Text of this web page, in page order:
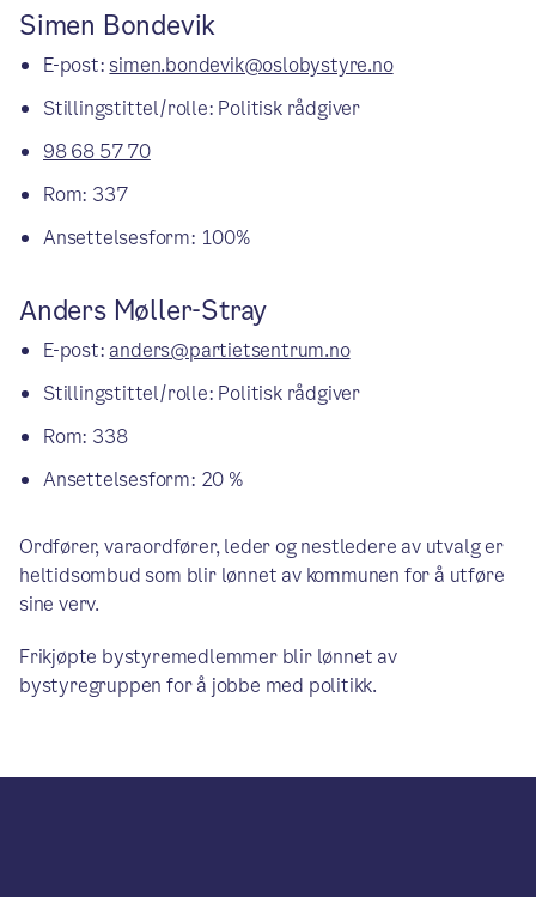
Simen Bondevik
E-post: simen.bondevik@oslobystyre.no
Stillingstittel/rolle: Politisk rådgiver
98 68 57 70
Rom: 337
Ansettelsesform: 100%
Anders Møller-Stray
E-post: anders@partietsentrum.no
Stillingstittel/rolle: Politisk rådgiver
Rom: 338
Ansettelsesform: 20 %
Ordfører, varaordfører, leder og nestledere av utvalg er
heltidsombud som blir lønnet av kommunen for å utføre
sine verv.
Frikjøpte bystyremedlemmer blir lønnet av
bystyregruppen for å jobbe med politikk.